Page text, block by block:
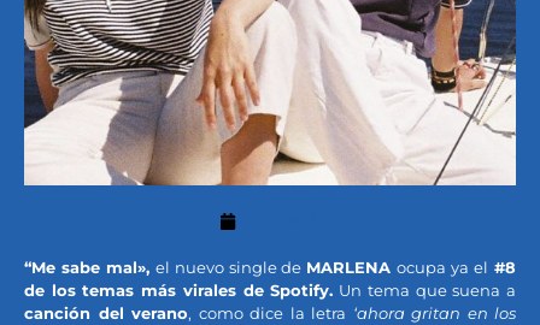
“Me sabe mal», el nuevo single de MARLENAocupa ya el #8
de los temas más virales de Spotify. Un tema que suena a
canción del verano, como dice la letra ‘ahora gritan en los